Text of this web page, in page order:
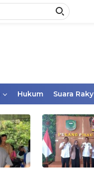
Hukum Suara